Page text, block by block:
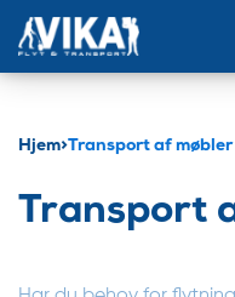
Hjem> Transport af møbler
Transport